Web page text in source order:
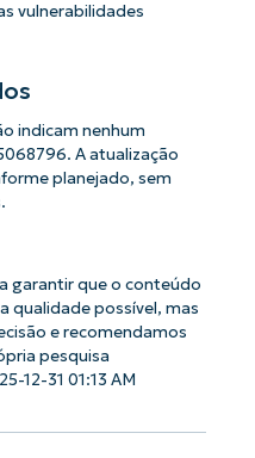
vulnerabilidades
indicam nenhum
A atualização
planejado, sem
garantir que o conteúdo
qualidade possível, mas
e recomendamos
pesquisa
12-31 01:13 AM